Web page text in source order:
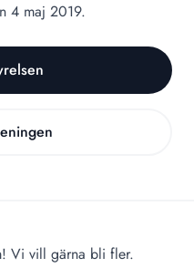
4 maj 2019.
Vi vill gärna bli fler.